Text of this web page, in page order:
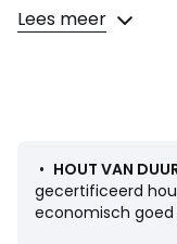
Een salontafel voor
Omschrijving
• Bovenblad en
polyurethaan
• Organisch
Lees meer
• HOUT VAN
gecertificeerd
economisch goed